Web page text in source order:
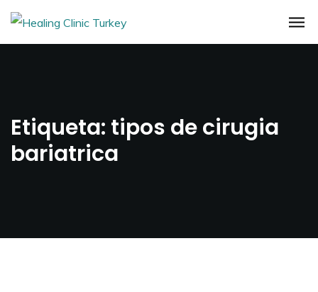
Etiqueta: tipos de cirugia
bariatrica